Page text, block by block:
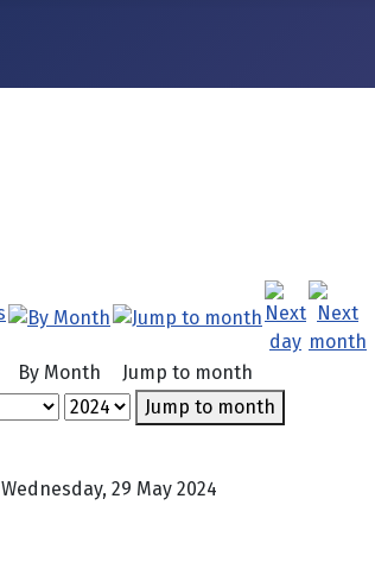
By Month
Jump to month
Jump to month
Wednesday, 29 May 2024